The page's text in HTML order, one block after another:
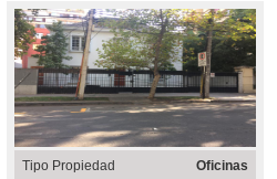
Tipo Propiedad
Oficinas